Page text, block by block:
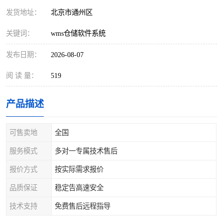
发货地址： 北京市通州区
关键词： wms仓储软件系统
发布日期： 2026-08-07
阅 读 量： 519
产品描述
可售卖地 全国
服务模式 多对一专属技术售后
报价方式 按实际需求报价
品质保证 稳定告高速安全
技术支持 免费售后远程指导